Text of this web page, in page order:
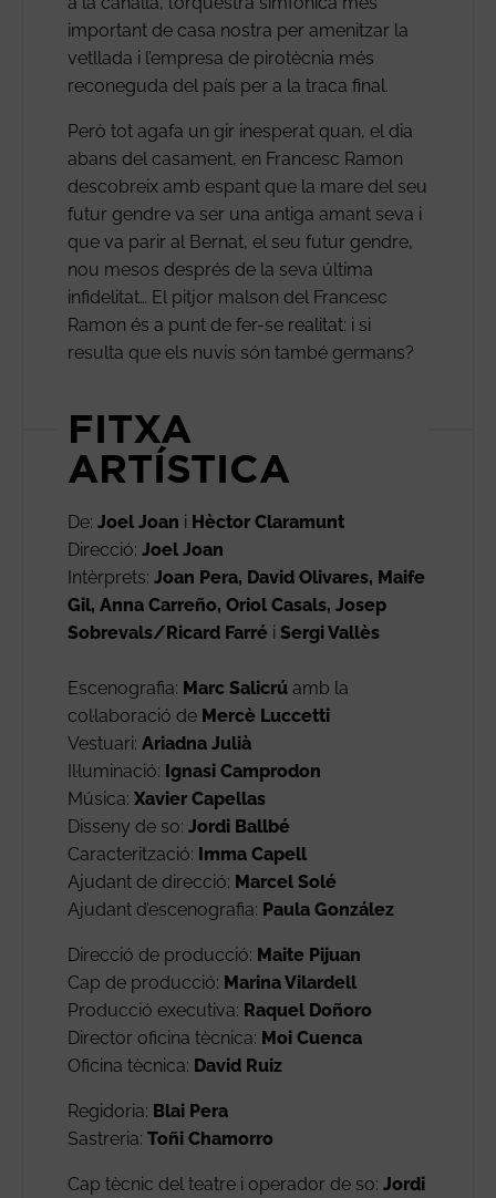
important de casa nostra per amenitzar la
vetllada i l’empresa de pirotècnia més
reconeguda del país per a la traca final.
Però tot agafa un gir inesperat quan, el dia
abans del casament, en Francesc Ramon
descobreix amb espant que la mare del seu
futur gendre va ser una antiga amant seva i
que va parir al Bernat, el seu futur gendre,
nou mesos després de la seva última
infidelitat… El pitjor malson del Francesc
Ramon és a punt de fer-se realitat: i si
resulta que els nuvis són també germans?
FITXA
ARTÍSTICA
De: Joel Joan i Hèctor Claramunt
Direcció: Joel Joan
Intèrprets: Joan Pera, David Olivares, Maife
Gil, Anna Carreño, Oriol Casals, Josep
Sobrevals/Ricard Farré i Sergi Vallès
Escenografia: Marc Salicrú amb la
col·laboració de Mercè Luccetti
Vestuari: Ariadna Julià
Il·luminació: Ignasi Camprodon
Música: Xavier Capellas
Disseny de so: Jordi Ballbé
Caracterització: Imma Capell
Ajudant de direcció: Marcel Solé
Ajudant d’escenografia: Paula González
Direcció de producció: Maite Pijuan
Cap de producció: Marina Vilardell
Producció executiva: Raquel Doñoro
Director oficina tècnica: Moi Cuenca
Oficina tècnica: David Ruiz
Regidoria: Blai Pera
Sastreria: Toñi Chamorro
Cap tècnic del teatre i operador de so: Jordi